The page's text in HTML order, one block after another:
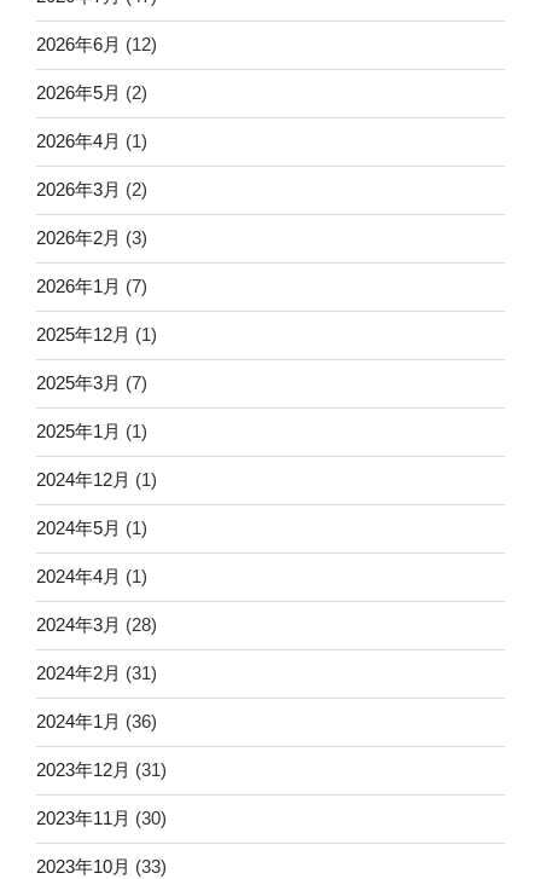
2026年6月 (12)
2026年5月 (2)
2026年4月 (1)
2026年3月 (2)
2026年2月 (3)
2026年1月 (7)
2025年12月 (1)
2025年3月 (7)
2025年1月 (1)
2024年12月 (1)
2024年5月 (1)
2024年4月 (1)
2024年3月 (28)
2024年2月 (31)
2024年1月 (36)
2023年12月 (31)
2023年11月 (30)
2023年10月 (33)